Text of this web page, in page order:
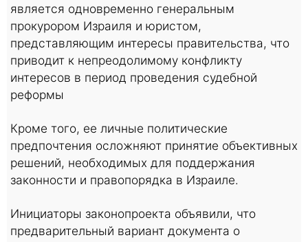
является одновременно генеральным
прокурором Израиля и юристом,
представляющим интересы правительства, что
приводит к непреодолимому конфликту
интересов в период проведения судебной
реформы
Кроме того, ее личные политические
предпочтения осложняют принятие объективных
решений, необходимых для поддержания
законности и правопорядка в Израиле.
Инициаторы законопроекта объявили, что
предварительный вариант документа о